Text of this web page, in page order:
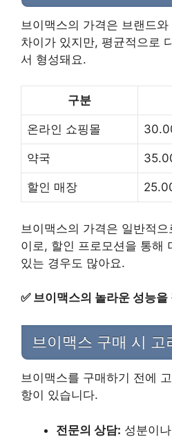
브이맥스의 가격은 브랜드
차이가 있지만, 평균적으로
서 형성돼요.
구분
온라인 쇼핑몰
약국
할인 매장
브이맥스의 가격은 일반적
이로, 할인 프로모션을 통해
있는 경우도 많아요.
✅ 브이맥스의 놀라운 성능을
브이맥스 구매 시 고
브이맥스를 구매하기 전에
항이 있습니다.
전문의 상담: 성분이